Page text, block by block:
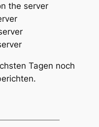
the server
Tagen noch